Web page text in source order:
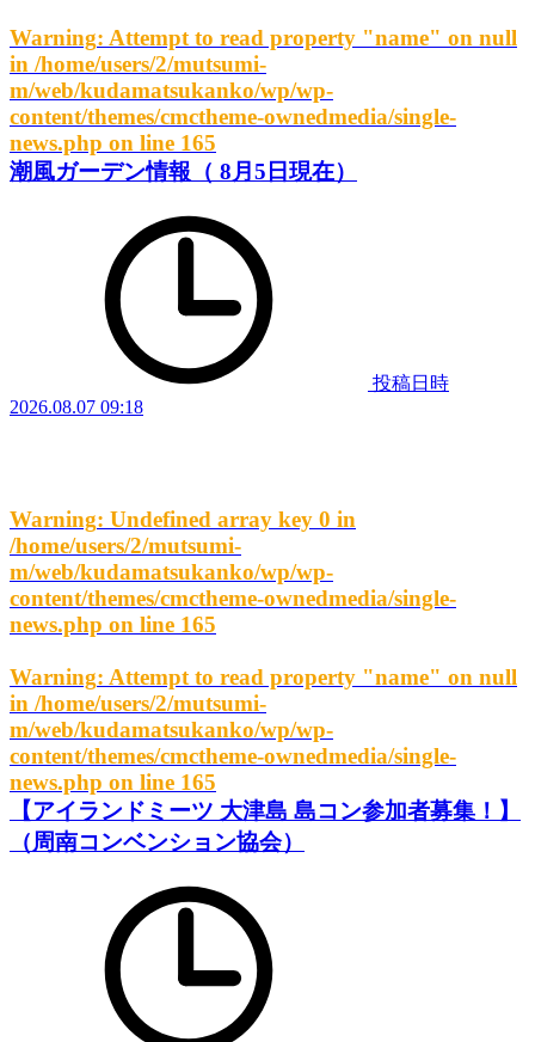
Warning: Attempt to read property "name" on null
in /home/users/2/mutsumi-
m/web/kudamatsukanko/wp/wp-
content/themes/cmctheme-ownedmedia/single-
news.php on line 165
潮風ガーデン情報（ 8月5日現在）
投稿日時
2026.08.07 09:18
Warning: Undefined array key 0 in
/home/users/2/mutsumi-
m/web/kudamatsukanko/wp/wp-
content/themes/cmctheme-ownedmedia/single-
news.php on line 165
Warning: Attempt to read property "name" on null
in /home/users/2/mutsumi-
m/web/kudamatsukanko/wp/wp-
content/themes/cmctheme-ownedmedia/single-
news.php on line 165
【アイランドミーツ 大津島 島コン参加者募集！】
（周南コンベンション協会）